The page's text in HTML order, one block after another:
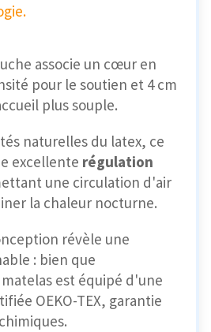
associe un cœur en
pour le soutien et 4 cm
plus souple.
naturelles du latex, ce
excellente régulation
une circulation d'air
la chaleur nocturne.
révèle une
: bien que
est équipé d'une
OEKO-TEX, garantie